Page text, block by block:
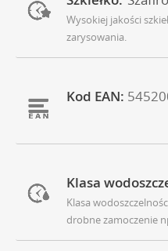
Wysokiej jakości
zarysowania.
Kod EAN:
Klasa
Klasa
drobne zamoczenie